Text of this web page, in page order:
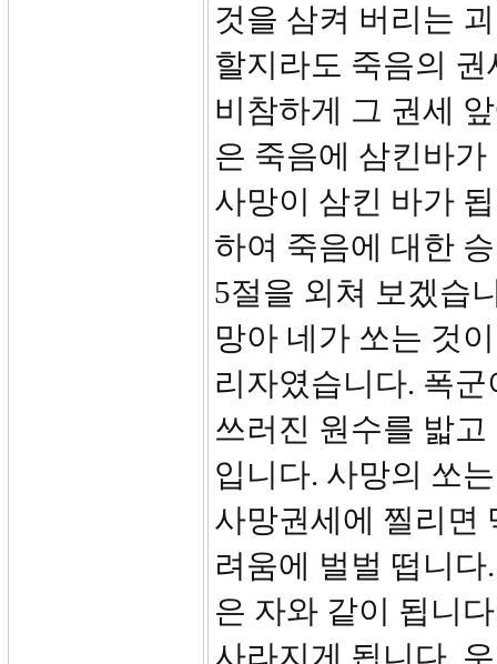
것을 삼켜 버리는
할지라도 죽음의
비참하게 그 권세
은 죽음에 삼킨바
사망이 삼킨 바가
하여 죽음에 대한
5절을 외쳐 보겠습
망아 네가 쏘는 것
리자였습니다. 폭
쓰러진 원수를 밟
입니다. 사망의 쏘
사망권세에 찔리면
려움에 벌벌 떱니
은 자와 같이 됩니
사라지게 됩니다.